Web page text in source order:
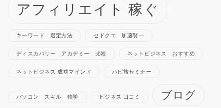
アフィリエイト 稼ぐ
キーワード 選定方法 セドクエ 加藤賢一
ディスカバリー アカデミー 比較 ネットビジネス おすすめ
ネットビジネス 成功マインド ハピ旅セミナー
パソコン スキル 独学 ビジネス 口コミ ブログ